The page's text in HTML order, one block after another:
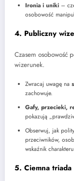
Ironia i uniki –
osobowość
4. Publiczny
Czasem osobowość
wizerunek.
Zwracaj uwagę na
zachowuje.
Gafy, przecieki,
pokazują
Obserwuj, jak
przeciwników,
wskaźnik
5. Ciemna triada